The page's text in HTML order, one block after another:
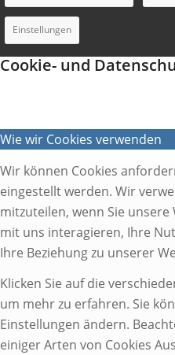
Einstellungen
Cookie- und
Wie wir Cookies verwenden
Wir können Cookies
eingestellt werden. Wir
mitzuteilen, wenn Sie unsere
mit uns interagieren, Ihre
Ihre Beziehung zu unserer
Klicken Sie auf die
um mehr zu erfahren. Sie
Einstellungen ändern.
einiger Arten von Cookies